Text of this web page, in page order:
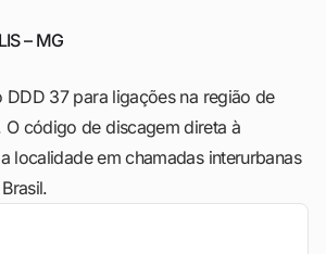
– MG
DDD 37 para ligações na região de
O código de discagem direta à
localidade em chamadas interurbanas